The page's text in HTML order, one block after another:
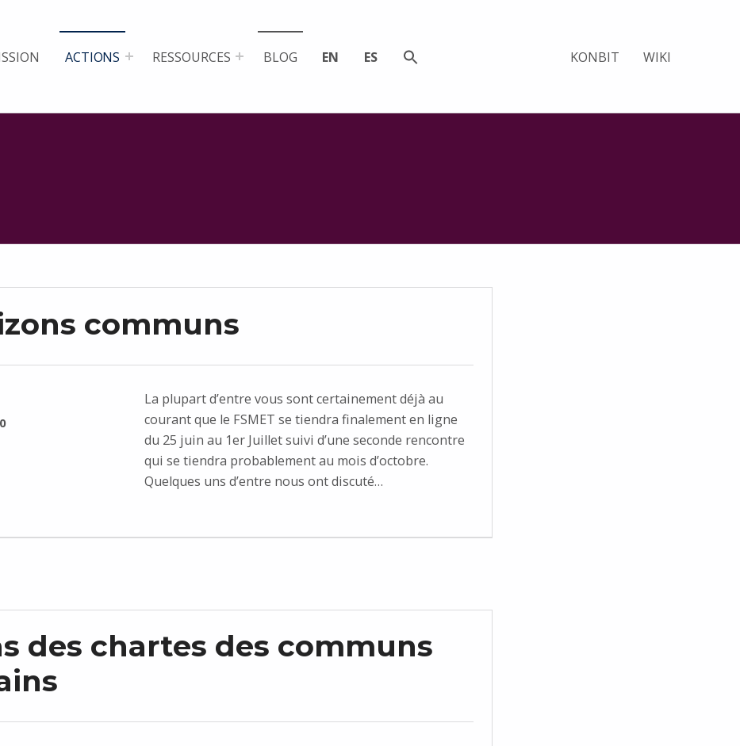
ACTIONS RESSOURCES BLOG EN ES KONBIT WIKI
communs
:
La plupart d’entre vous sont certainement déjà au
courant que le FSMET se tiendra finalement en ligne
du 25 juin au 1er Juillet suivi d’une seconde rencontre
qui se tiendra probablement au mois d’octobre.
Quelques uns d’entre nous ont discuté…
des chartes des communs